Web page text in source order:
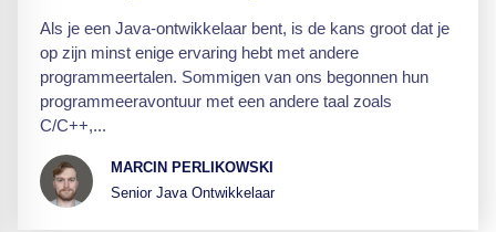
Als je een Java-ontwikkelaar bent, is de kans groot dat je
op zijn minst enige ervaring hebt met andere
programmeertalen. Sommigen van ons begonnen hun
programmeeravontuur met een andere taal zoals
C/C++,...
MARCIN PERLIKOWSKI
Senior Java Ontwikkelaar